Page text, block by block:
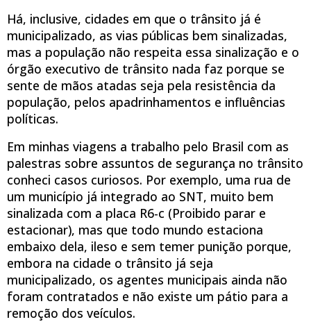
Há, inclusive, cidades em que o trânsito já é
municipalizado, as vias públicas bem sinalizadas,
mas a população não respeita essa sinalização e o
órgão executivo de trânsito nada faz porque se
sente de mãos atadas seja pela resistência da
população, pelos apadrinhamentos e influências
políticas.
Em minhas viagens a trabalho pelo Brasil com as
palestras sobre assuntos de segurança no trânsito
conheci casos curiosos. Por exemplo, uma rua de
um município já integrado ao SNT, muito bem
sinalizada com a placa R6-c (Proibido parar e
estacionar), mas que todo mundo estaciona
embaixo dela, ileso e sem temer punição porque,
embora na cidade o trânsito já seja
municipalizado, os agentes municipais ainda não
foram contratados e não existe um pátio para a
remoção dos veículos.